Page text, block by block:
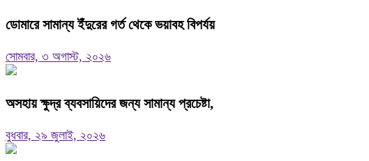
ডোমারে সামান্য ইঁদুরের গর্ত থেকে ভয়াবহ বিপর্যয়
সোমবার, ৩ অগাস্ট, ২০২৬
অসহায় ক্ষুদ্র ব্যবসায়িদের জন্য সামান্য প্রচেষ্টা,
বুধবার, ২৯ জুলাই, ২০২৬